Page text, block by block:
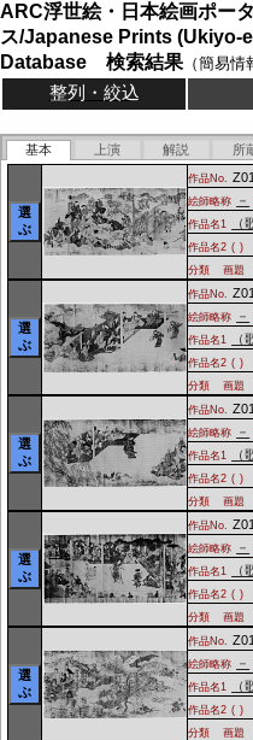
ARC浮世絵・日本絵画ポー
ス/Japanese Prints (Ukiyo-
Database 検索結果（簡易情
整列・絞込
基本 上演 解説 所
選
ぶ
作品No.
絵師略称 －
作品名1 （
作品名2 ( )
分類
画題
選
ぶ
作品No.
絵師略称 －
作品名1 （
作品名2 ( )
分類
画題
選
ぶ
作品No.
絵師略称 －
作品名1 （
作品名2 ( )
分類
画題
選
ぶ
作品No.
絵師略称 －
作品名1 （
作品名2 ( )
分類
画題
選
ぶ
作品No.
絵師略称 －
作品名1 （
作品名2 ( )
分類
画題